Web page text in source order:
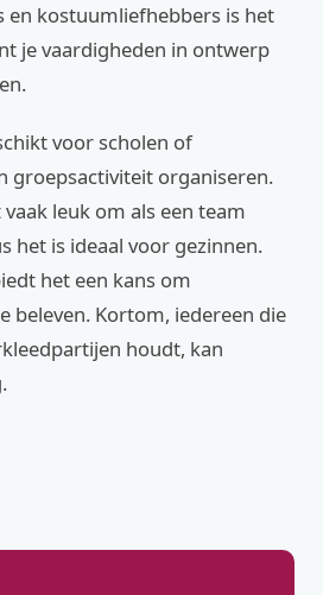
en kostuumliefhebbers is het
je vaardigheden in ontwerp
voor scholen of
groepsactiviteit organiseren.
leuk om als een team
het is ideaal voor gezinnen.
het een kans om
beleven. Kortom, iedereen die
houdt, kan